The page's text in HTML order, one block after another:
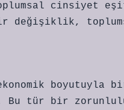
cinsiyet
değişiklik,
boyutuyla
tür bir